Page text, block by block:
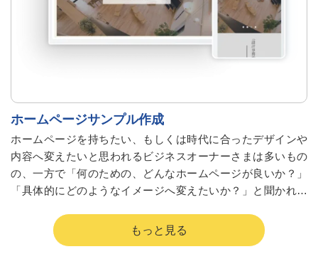
ホームページサンプル作成
ホームページを持ちたい、もしくは時代に合ったデザインや
内容へ変えたいと思われるビジネスオーナーさまは多いもの
の、一方で「何のための、どんなホームページが良いか？」
「具体的にどのようなイメージへ変えたいか？」と聞かれる
ホームページをよく見る時代になり、頭に何となくのイメー